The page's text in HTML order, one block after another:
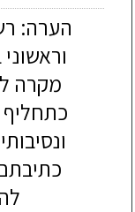
הערה:
מקרה